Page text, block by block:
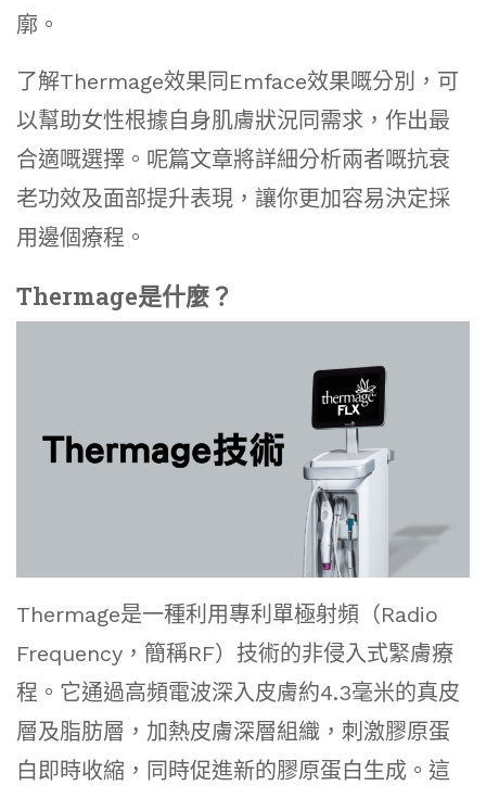
廓。
了解Thermage效果同Emface效果嘅分別，可
以幫助女性根據自身肌膚狀況同需求，作出最
合適嘅選擇。呢篇文章將詳細分析兩者嘅抗衰
老功效及面部提升表現，讓你更加容易決定採
用邊個療程。
Thermage是什麼？
Thermage是一種利用專利單極射頻（Radio
Frequency，簡稱RF）技術的非侵入式緊膚療
程。它通過高頻電波深入皮膚約4.3毫米的真皮
層及脂肪層，加熱皮膚深層組織，刺激膠原蛋
白即時收縮，同時促進新的膠原蛋白生成。這